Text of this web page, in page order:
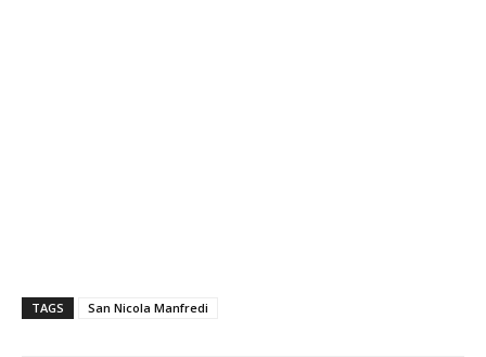
TAGS San Nicola Manfredi